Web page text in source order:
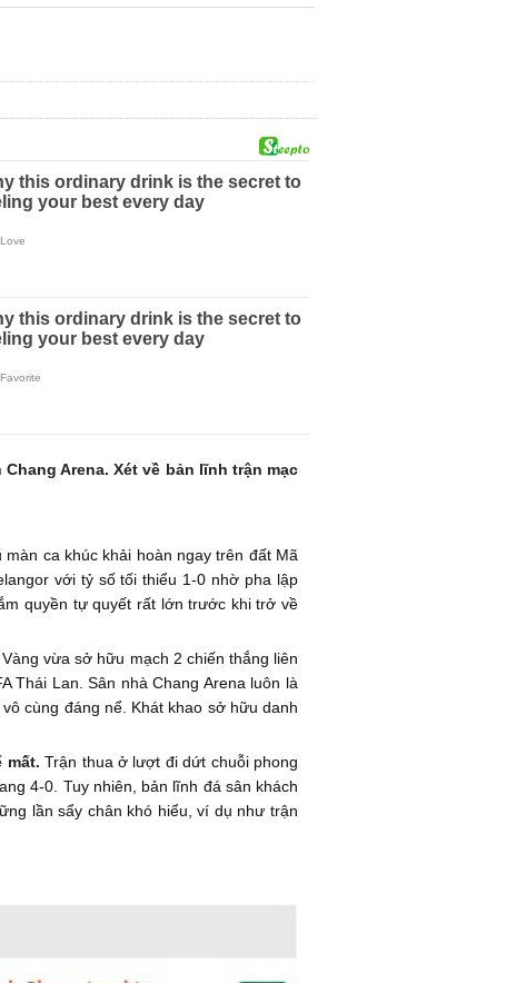
Arena. Xét về bản lĩnh trận mạc
ca khúc khải hoàn ngay trên đất Mã
với tỷ số tối thiểu 1-0 nhờ pha lập
quyền tự quyết rất lớn trước khi trở về
vừa sở hữu mạch 2 chiến thắng liên
Thái Lan. Sân nhà Chang Arena luôn là
cùng đáng nể. Khát khao sở hữu danh
mất. Trận thua ở lượt đi dứt chuỗi phong
4-0. Tuy nhiên, bản lĩnh đá sân khách
lần sẩy chân khó hiểu, ví dụ như trận